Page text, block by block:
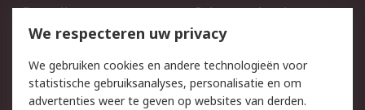
Bestellen
Inkoopoplossingen
Retouren
Technisch advies
Track & Trace
Wettelijk
We respecteren uw privacy
We gebruiken cookies en andere technologieën voor
statistische gebruiksanalyses, personalisatie en om
advertenties weer te geven op websites van derden.